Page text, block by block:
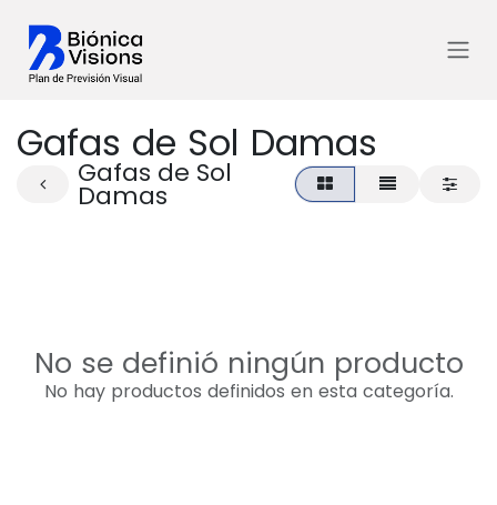
Gafas de Sol Damas
Gafas de Sol
Damas
No se definió ningún producto
No hay productos definidos en esta categoría.